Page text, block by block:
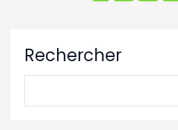
Rechercher